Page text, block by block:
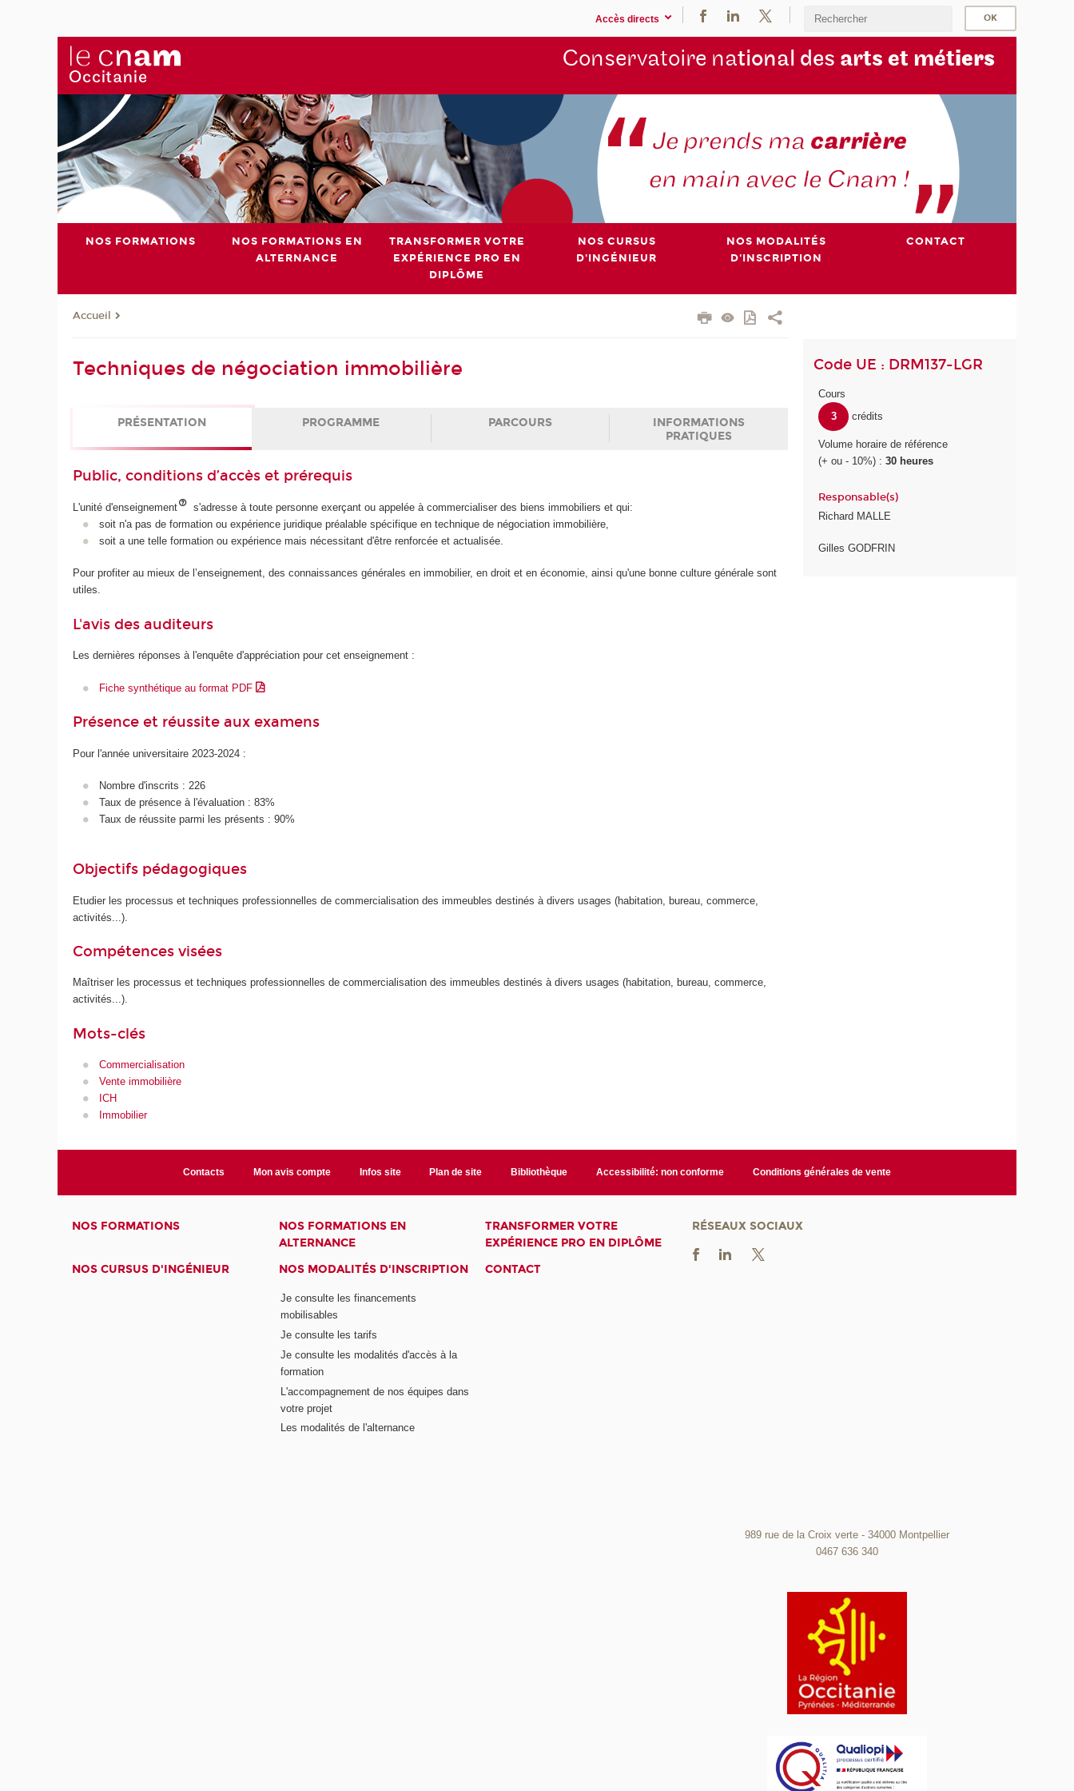
Accès directs
Conservatoire national des arts et métiers
NOS FORMATIONS
NOS FORMATIONS EN
ALTERNANCE
TRANSFORMER VOTRE
EXPÉRIENCE PRO EN
DIPLÔME
NOS CURSUS
D'INGÉNIEUR
NOS MODALITÉS
D'INSCRIPTION
CONTACT
Accueil
Techniques de négociation immobilière
PRÉSENTATION PROGRAMME PARCOURS
INFORMATIONS
PRATIQUES
Public, conditions d’accès et prérequis
L'unité d'enseignement
s'adresse à toute personne exerçant ou appelée à commercialiser des biens immobiliers et qui:
soit n'a pas de formation ou expérience juridique préalable spécifique en technique de négociation immobilière,
soit a une telle formation ou expérience mais nécessitant d'être renforcée et actualisée.
Pour profiter au mieux de l’enseignement, des connaissances générales en immobilier, en droit et en économie, ainsi qu'une bonne culture générale sont
utiles.
L'avis des auditeurs
Les dernières réponses à l'enquête d'appréciation pour cet enseignement :
Fiche synthétique au format PDF
Présence et réussite aux examens
Pour l'année universitaire 2023-2024 :
Nombre d'inscrits : 226
Taux de présence à l'évaluation : 83%
Taux de réussite parmi les présents : 90%
Objectifs pédagogiques
Etudier les processus et techniques professionnelles de commercialisation des immeubles destinés à divers usages (habitation, bureau, commerce,
activités...).
Compétences visées
Maîtriser les processus et techniques professionnelles de commercialisation des immeubles destinés à divers usages (habitation, bureau, commerce,
activités...).
Mots-clés
Commercialisation
Vente immobilière
ICH
Immobilier
Code UE : DRM137-LGR
Cours
3
crédits
Volume horaire de référence
(+ ou - 10%) :30 heures
Responsable(s)
Richard MALLE
Gilles GODFRIN
Contacts Mon avis compte Infos site Plan de site Bibliothèque Accessibilité: non conforme Conditions générales de vente
NOS FORMATIONS
NOS FORMATIONS EN
ALTERNANCE
TRANSFORMER VOTRE
EXPÉRIENCE PRO EN DIPLÔME
NOS CURSUS D'INGÉNIEUR
NOS MODALITÉS D'INSCRIPTION
Je consulte les financements
mobilisables
Je consulte les tarifs
Je consulte les modalités d'accès à la
formation
L'accompagnement de nos équipes dans
votre projet
Les modalités de l'alternance
CONTACT
RÉSEAUX SOCIAUX
989 rue de la Croix verte - 34000 Montpellier
0467 636 340